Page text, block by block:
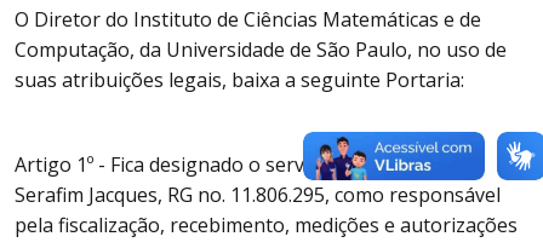
O Diretor do Instituto de Ciências Matemáticas e de
Computação, da Universidade de São Paulo, no uso de
suas atribuições legais, baixa a seguinte Portaria:
Artigo 1º - Fica designado o servidor Marco Antonio
Serafim Jacques, RG no. 11.806.295, como responsável
pela fiscalização, recebimento, medições e autorizações